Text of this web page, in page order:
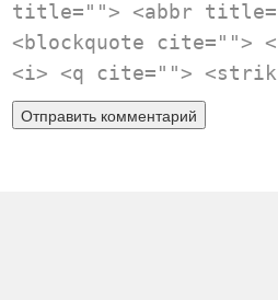
title=""> <abbr
<blockquote cite="">
<i> <q cite="">